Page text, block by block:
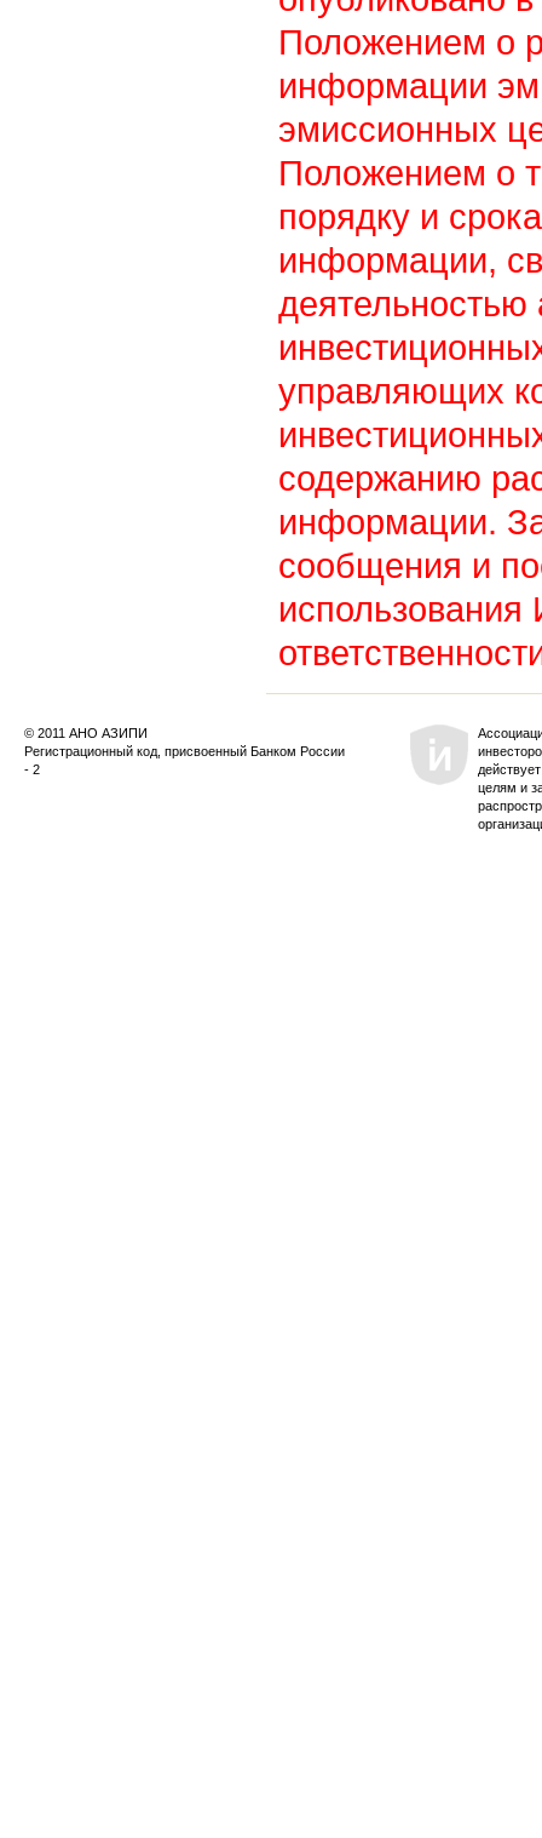
Положением о
информации
эмиссионных
Положением о
порядку и
информации,
управляющих
содержанию
информации.
сообщения и
© 2011 АНО АЗИПИ
Регистрационный код, присвоенный Банком России
- 2
целям и